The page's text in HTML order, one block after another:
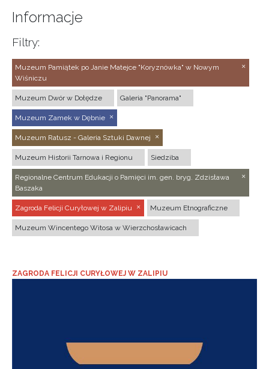
Informacje
Filtry:
Muzeum Pamiątek po Janie Matejce "Koryznówka" w Nowym
Wiśniczu
Muzeum Dwór w Dołędze Galeria "Panorama"
Muzeum Zamek w Dębnie
Muzeum Ratusz - Galeria Sztuki Dawnej
Muzeum Historii Tarnowa i Regionu Siedziba
Regionalne Centrum Edukacji o Pamięci im. gen. bryg. Zdzisława
Baszaka
Zagroda Felicji Curyłowej w Zalipiu Muzeum Etnograficzne
Muzeum Wincentego Witosa w Wierzchosławicach
ZAGRODA FELICJI CURYŁOWEJ W ZALIPIU